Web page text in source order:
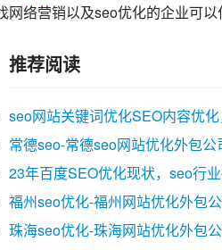
网络营销以及seo优化的企业可以
推荐阅读
seo网站关键词优化SEO内容优
常德seo-常德seo网站优化外包公
23年百度SEO优化现状，seo行
福州seo优化-福州网站优化外包公
珠海seo优化-珠海网站优化外包公